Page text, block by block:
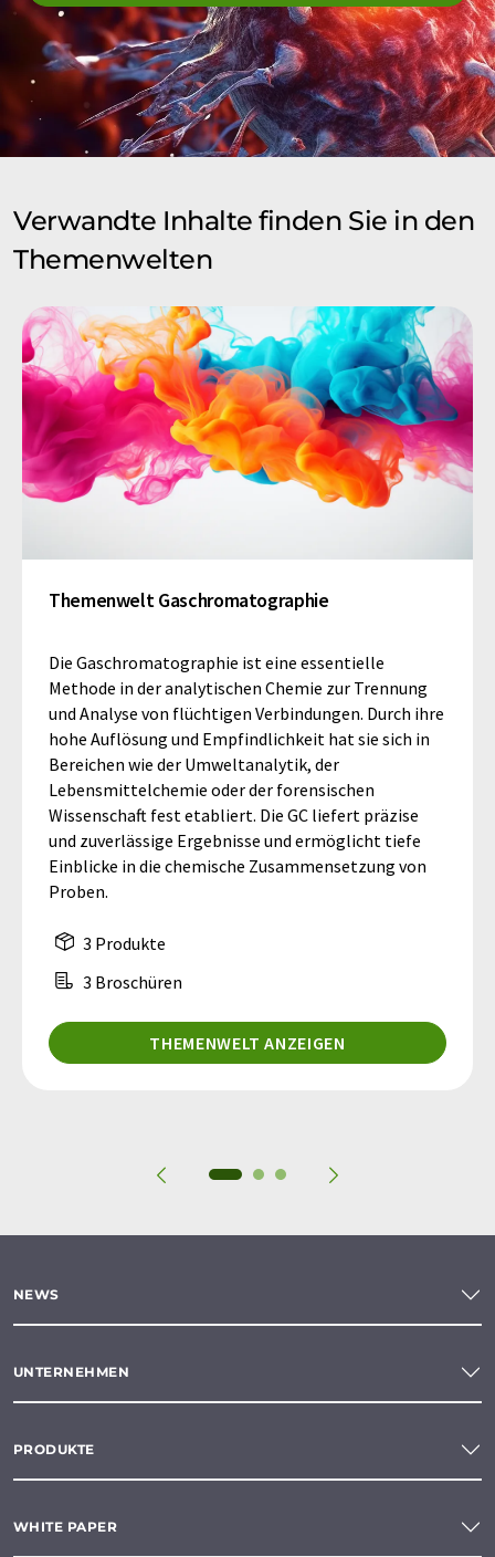
Verwandte Inhalte finden Sie in den
Themenwelten
Themenwelt Gaschromatographie
Die Gaschromatographie ist eine essentielle
Methode in der analytischen Chemie zur Trennung
und Analyse von flüchtigen Verbindungen. Durch ihre
hohe Auflösung und Empfindlichkeit hat sie sich in
Bereichen wie der Umweltanalytik, der
Lebensmittelchemie oder der forensischen
Wissenschaft fest etabliert. Die GC liefert präzise
und zuverlässige Ergebnisse und ermöglicht tiefe
Einblicke in die chemische Zusammensetzung von
Proben.
3 Produkte
3 Broschüren
THEMENWELT ANZEIGEN
NEWS
UNTERNEHMEN
PRODUKTE
WHITE PAPER